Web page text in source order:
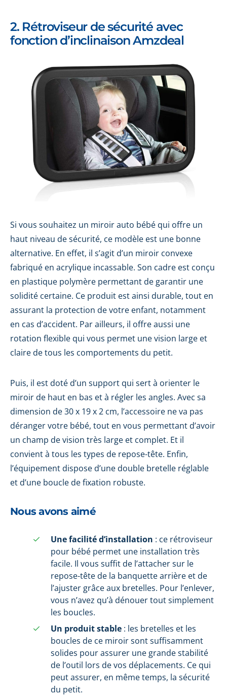
2. Rétroviseur de sécurité avec
fonction d’inclinaison Amzdeal
Si vous souhaitez un miroir auto bébé qui offre un
haut niveau de sécurité, ce modèle est une bonne
alternative. En effet, il s’agit d’un miroir convexe
fabriqué en acrylique incassable. Son cadre est conçu
en plastique polymère permettant de garantir une
solidité certaine. Ce produit est ainsi durable, tout en
assurant la protection de votre enfant, notamment
en cas d’accident. Par ailleurs, il offre aussi une
rotation flexible qui vous permet une vision large et
claire de tous les comportements du petit.
Puis, il est doté d’un support qui sert à orienter le
miroir de haut en bas et à régler les angles. Avec sa
dimension de 30 x 19 x 2 cm, l’accessoire ne va pas
déranger votre bébé, tout en vous permettant d’avoir
un champ de vision très large et complet. Et il
convient à tous les types de repose-tête. Enfin,
l’équipement dispose d’une double bretelle réglable
et d’une boucle de fixation robuste.
Nous avons aimé
Une facilité d’installation : ce rétroviseur
pour bébé permet une installation très
facile. Il vous suffit de l’attacher sur le
repose-tête de la banquette arrière et de
l’ajuster grâce aux bretelles. Pour l’enlever,
vous n’avez qu’à dénouer tout simplement
les boucles.
Un produit stable : les bretelles et les
boucles de ce miroir sont suffisamment
solides pour assurer une grande stabilité
de l’outil lors de vos déplacements. Ce qui
peut assurer, en même temps, la sécurité
du petit.